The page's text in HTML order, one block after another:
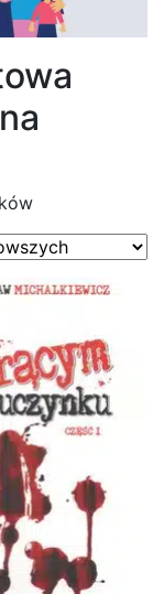
Posortowane
według
najnowszych